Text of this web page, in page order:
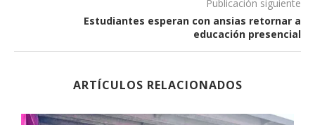
Publicación siguiente
Estudiantes esperan con ansias retornar a
educación presencial
ARTÍCULOS RELACIONADOS